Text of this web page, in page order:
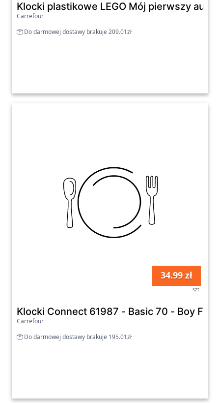
Klocki plastikowe LEGO Mój pierwszy
Carrefour
Do darmowej dostawy brakuje 209.01zł
34.99 zł
szt
Klocki Connect 61987 - Basic 70 - Boy FSC
Carrefour
Do darmowej dostawy brakuje 195.01zł